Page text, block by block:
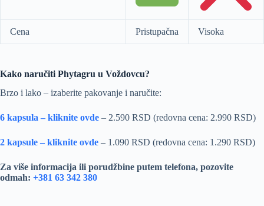
Cena Pristupačna Visoka
Kako naručiti Phytagru u Voždovcu?
Brzo i lako – izaberite pakovanje i naručite:
6 kapsula – kliknite ovde – 2.590 RSD (redovna cena: 2.990 RSD)
2 kapsule – kliknite ovde – 1.090 RSD (redovna cena: 1.290 RSD)
Za više informacija ili porudžbine putem telefona, pozovite
odmah: +381 63 342 380